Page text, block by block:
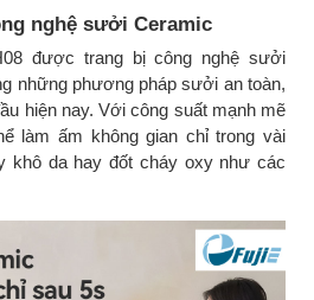
nghệ sưởi Ceramic
được trang bị công nghệ sưởi
những phương pháp sưởi an toàn,
hiện nay. Với công suất mạnh mẽ
làm ấm không gian chỉ trong vài
khô da hay đốt cháy oxy như các
Trung Quốc
năm